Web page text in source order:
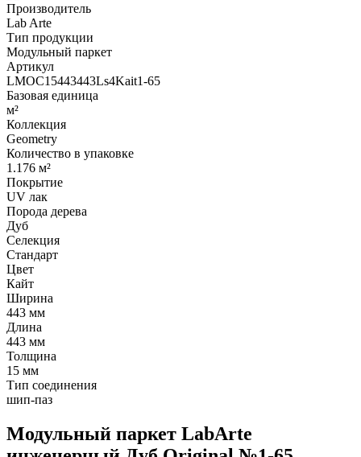
Производитель
Lab Arte
Тип продукции
Модульный паркет
Артикул
LMOC15443443Ls4Kait1-65
Базовая единица
м²
Коллекция
Geometry
Количество в упаковке
1.176 м²
Покрытие
UV лак
Порода дерева
Дуб
Селекция
Стандарт
Цвет
Кайт
Ширина
443 мм
Длина
443 мм
Толщина
15 мм
Тип соединения
шип-паз
Модульный паркет LabArte